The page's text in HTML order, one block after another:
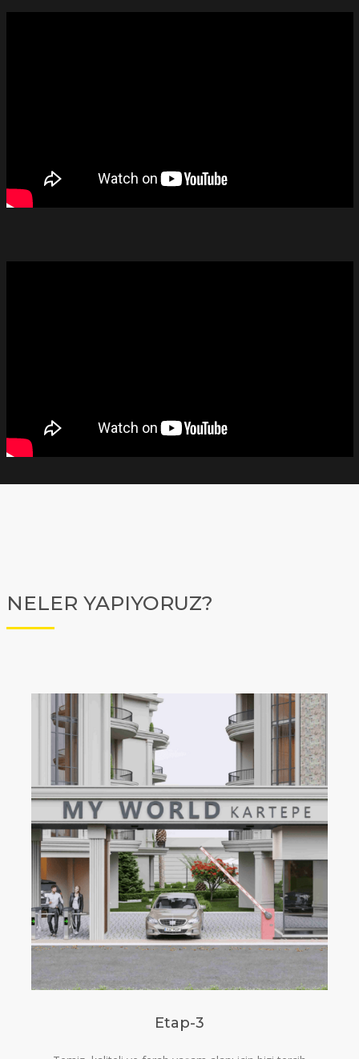
NELER YAPIYORUZ?
Etap-3